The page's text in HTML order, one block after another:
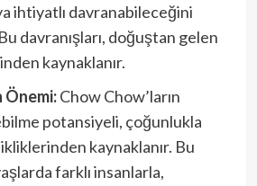
ihtiyatlı davranabileceğini
davranışları, doğuştan gelen
kaynaklanır.
Chow Chow’ların
potansiyeli, çoğunlukla
kaynaklanır. Bu
farklı insanlarla,